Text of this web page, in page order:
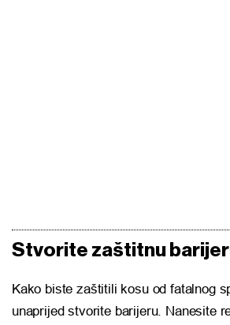
Stvorite zaštitnu
Kako biste zaštitili kosu od fatalnog
unaprijed stvorite barijeru. Nanesite